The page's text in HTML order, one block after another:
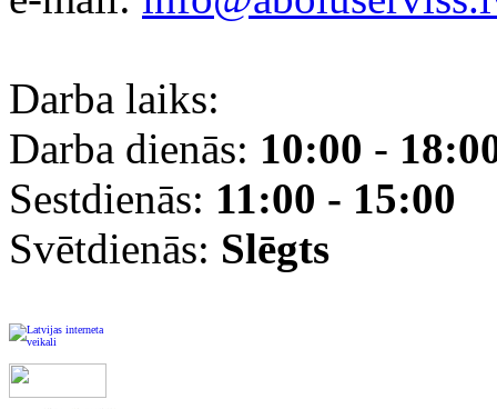
Darba laiks:
Darba dienās: 10:00 -
Sestdienās: 11:00 - 15:00
Svētdienās: Slēgts